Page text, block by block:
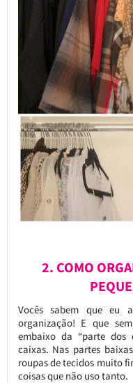
2. COMO
Vocês sabem que eu
organização! E que
embaixo da “parte dos
caixas. Nas partes
roupas de tecidos muito
coisas que não uso tanto.